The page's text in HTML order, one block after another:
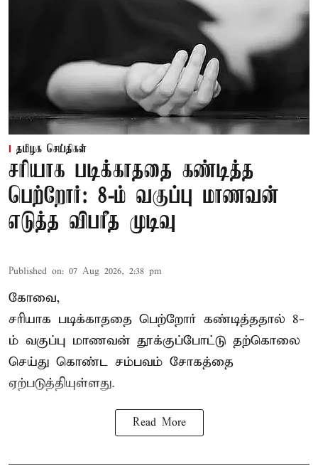
தமிழக செய்திகள்
சரியாக படிக்காததை கண்டித்த
பெற்றோர்: 8-ம் வகுப்பு மாணவன்
எடுத்த விபரீத முடிவு
Published on: 07 Aug 2026, 2:38 pm
கோவை,
சரியாக படிக்காததை பெற்றோர் கண்டித்ததால் 8-
ம் வகுப்பு மாணவன் தூக்குப்போட்டு தற்கொலை
செய்து கொண்ட சம்பவம் சோகத்தை
ஏற்படுத்தியுள்ளது.
Read More